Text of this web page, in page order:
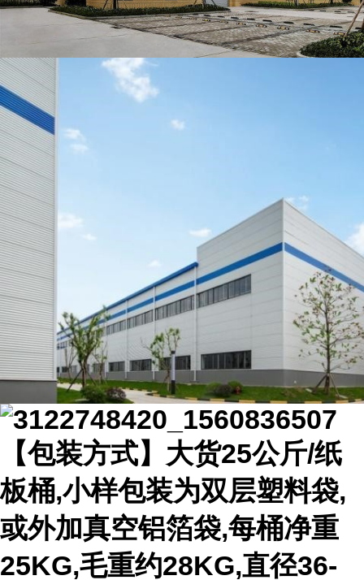
【包装方式】大货25公斤/纸
板桶,小样包装为双层塑料袋,
或外加真空铝箔袋,每桶净重
25KG,毛重约28KG,直径36-